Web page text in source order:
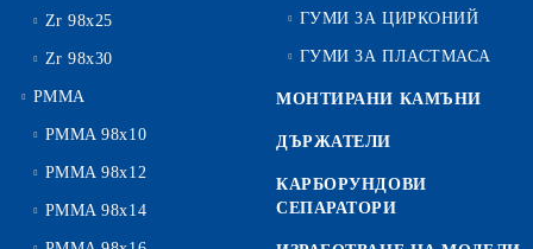
Zr 98x25
Zr 98x30
PMMA
PMMA 98x10
PMMA 98x12
PMMA 98x14
ГУМИ ЗА ЦИРКОНИЙ
ГУМИ ЗА ПЛАСТМАСА
МОНТИРАНИ КАМЪНИ
ДЪРЖАТЕЛИ
КАРБОРУНДОВИ
СЕПАРАТОРИ